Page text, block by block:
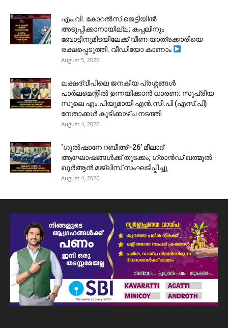
​എം.വി. കോറൽസ് ജെട്ടിയിൽ
അടുപ്പിക്കാനായില്ല; കപ്പലിനും
ബോട്ടിനുമിടയിലേക്ക് വീണ യാത്രക്കാരിയെ
രക്ഷപ്പെടുത്തി. വീഡിയോ കാണാം
August 5, 2026
ലക്ഷദ്വീപിലെ ജനകീയ പ്രശ്നങ്ങൾ
പാർലമെന്റിൽ ഉന്നയിക്കാൻ ധാരണ: സുപ്രിയ
സുലെ എം.പിയുമായി എൻ.സി.പി (എസ്.പി)
നേതാക്കൾ കൂടിക്കാഴ്ച നടത്തി
August 4, 2026
‘ഗുൽഷാനേ റബീഅ്–26’ മീലാദ്
ആഘോഷങ്ങൾക്ക് തുടക്കം; ഗ്രാൻഡ് ഖത്മുൽ
ഖുർആൻ മജ്‌ലിസ് സംഘടിപ്പിച്ചു
August 4, 2026